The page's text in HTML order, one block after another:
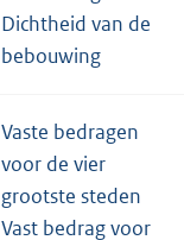
Dichtheid van de
bebouwing
Vaste bedragen
voor de vier
grootste steden
Vast bedrag voor